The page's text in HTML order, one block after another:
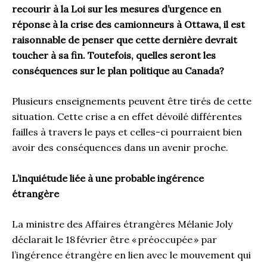
recourir à la Loi sur les mesures d’urgence en
réponse à la crise des camionneurs à Ottawa, il est
raisonnable de penser que cette dernière devrait
toucher à sa fin. Toutefois, quelles seront les
conséquences sur le plan politique au Canada?
Plusieurs enseignements peuvent être tirés de cette
situation. Cette crise a en effet dévoilé différentes
failles à travers le pays et celles-ci pourraient bien
avoir des conséquences dans un avenir proche.
L’inquiétude liée à une probable ingérence
étrangère
La ministre des Affaires étrangères Mélanie Joly
déclarait le 18 février être « préoccupée » par
l’ingérence étrangère en lien avec le mouvement qui